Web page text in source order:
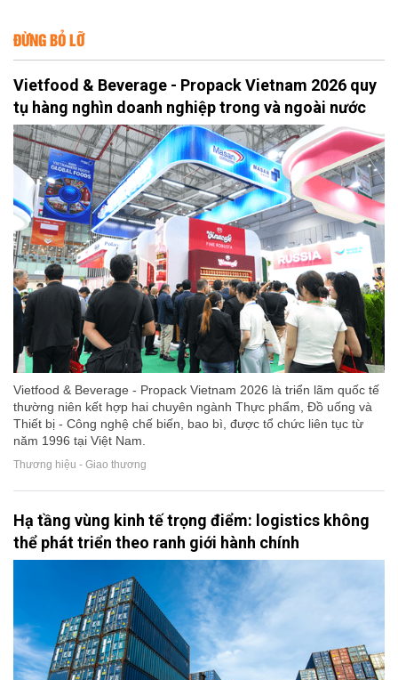
ĐỪNG BỎ LỠ
Vietfood & Beverage - Propack Vietnam 2026 quy
tụ hàng nghìn doanh nghiệp trong và ngoài nước
Vietfood & Beverage - Propack Vietnam 2026 là triển lãm quốc tế
thường niên kết hợp hai chuyên ngành Thực phẩm, Đồ uống và
Thiết bị - Công nghệ chế biến, bao bì, được tổ chức liên tục từ
năm 1996 tại Việt Nam.
Thương hiệu - Giao thương
Hạ tầng vùng kinh tế trọng điểm: logistics không
thể phát triển theo ranh giới hành chính